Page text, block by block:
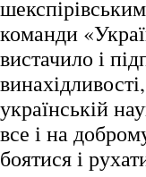
команди
вистачило і
українській
все і на
боятися і